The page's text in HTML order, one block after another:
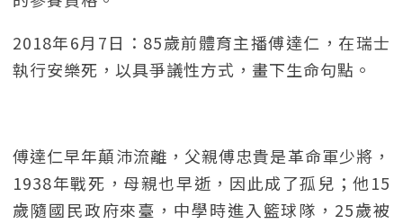
2018年6月7日：85歲前體育主播傅達仁，在瑞士
執行安樂死，以具爭議性方式，畫下生命句點。
傅達仁早年顛沛流離，父親傅忠貴是革命軍少將，
1938年戰死，母親也早逝，因此成了孤兒；他15
歲隨國民政府來臺，中學時進入籃球隊，25歲被